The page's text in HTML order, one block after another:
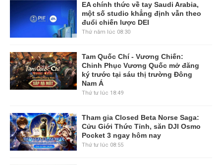
EA chính thức về tay Saudi Arabia,
một số studio khẳng định vẫn theo
đuổi chiến lược DEI
Thứ năm lúc 08:30
Tam Quốc Chí - Vương Chiến:
Chinh Phục Vương Quốc mở đăng
ký trước tại sáu thị trường Đông
Nam Á
Thứ tư lúc 18:49
Tham gia Closed Beta Norse Saga:
Cửu Giới Thức Tỉnh, săn DJI Osmo
Pocket 3 ngay hôm nay
Thứ tư lúc 08:55